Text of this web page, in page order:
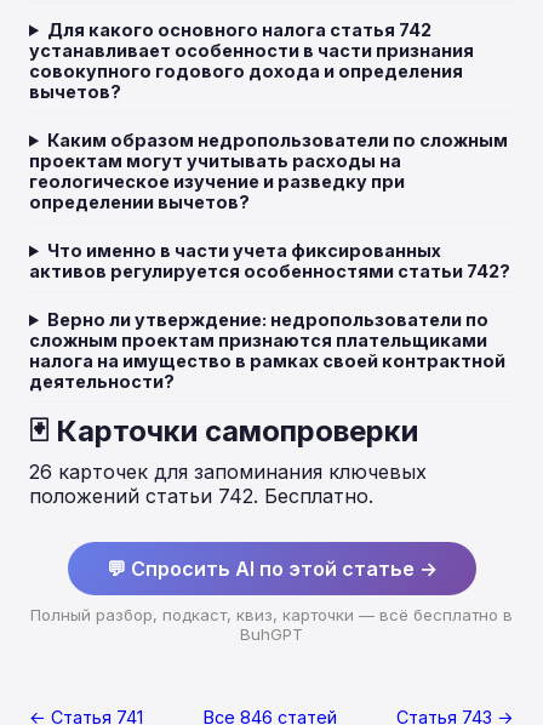
Для какого основного налога статья 742
устанавливает особенности в части признания
совокупного годового дохода и определения
вычетов?
Каким образом недропользователи по сложным
проектам могут учитывать расходы на
геологическое изучение и разведку при
определении вычетов?
Что именно в части учета фиксированных
активов регулируется особенностями статьи 742?
Верно ли утверждение: недропользователи по
сложным проектам признаются плательщиками
налога на имущество в рамках своей контрактной
деятельности?
🃏 Карточки самопроверки
26 карточек для запоминания ключевых
положений статьи 742. Бесплатно.
💬 Спросить AI по этой статье →
Полный разбор, подкаст, квиз, карточки — всё бесплатно в
BuhGPT
← Статья 741 Все 846 статей Статья 743 →